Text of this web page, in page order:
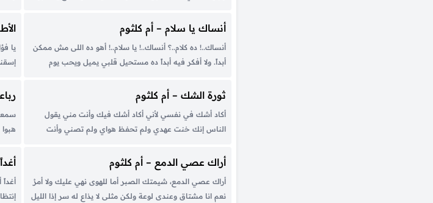
عمري قبلك راح وعدّى يا حبيبي قد ايه من عمري راح ولا...
وهي
أنساك يا سلام – أم كلثوم
أنساك..! ده كلام..؟ أنساك..! يا سلام..! أهو ده اللى مش ممكن
أبداً. ولا أفكر فيه أبداً ده مستحيل قلبي يميل ويحب يوم
النوم ..أيام بعدك كان قلبك فين؟..وحنانك فين؟.....
يا
ثورة الشك – أم كلثوم
أكاد أشك في نفسي لأني أكاد أشك فيك وأنت مني يقول
الناس إنك خنت عهدي ولم تحفظ هواي ولم تصني وأنت
الشباب لغير عود يولي عن فتى في غير أمن وها أنا...
من
أراك عصي الدمع – أم كلثوم
أراك عصي الدمع، شيمتك الصبر أما للهوى نهي عليك ولا أمرُ
نعم انا مشتاق وعندى لوعة ولكن مثلى لا يذاع له سر إذا الليل